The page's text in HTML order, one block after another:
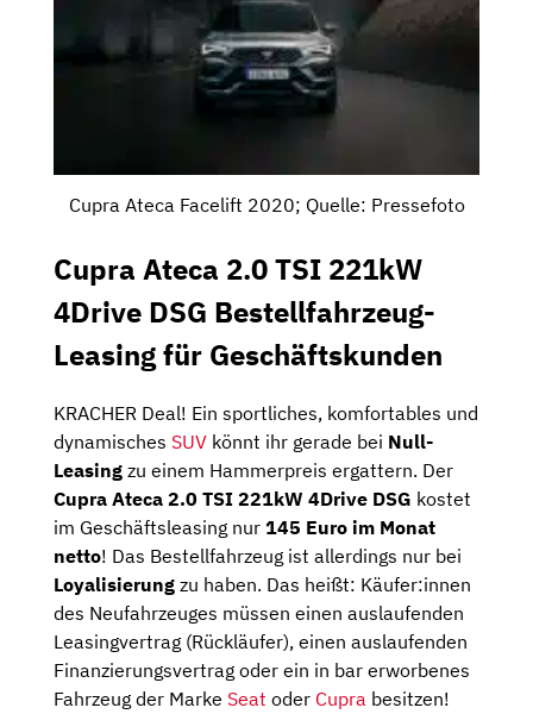
Cupra Ateca Facelift 2020; Quelle: Pressefoto
Cupra Ateca 2.0 TSI 221kW
4Drive DSG Bestellfahrzeug-
Leasing für Geschäftskunden
KRACHER Deal! Ein sportliches, komfortables und
dynamisches SUV könnt ihr gerade bei Null-
Leasing zu einem Hammerpreis ergattern. Der
Cupra Ateca 2.0 TSI 221kW 4Drive DSG kostet
im Geschäftsleasing nur 145 Euro im Monat
netto! Das Bestellfahrzeug ist allerdings nur bei
Loyalisierung zu haben. Das heißt: Käufer:innen
des Neufahrzeuges müssen einen auslaufenden
Leasingvertrag (Rückläufer), einen auslaufenden
Finanzierungsvertrag oder ein in bar erworbenes
Fahrzeug der Marke Seat oder Cupra besitzen!